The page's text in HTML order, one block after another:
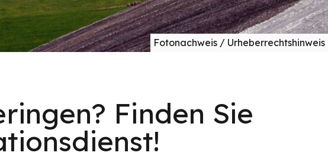
Fotonachweis / Urheberrechtshinweis
Finden Sie